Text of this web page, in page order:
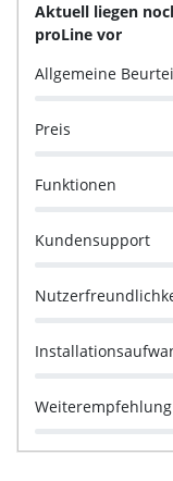
Aktuell liegen
proLine vor
Allgemeine
Preis
Funktionen
Kundensupport